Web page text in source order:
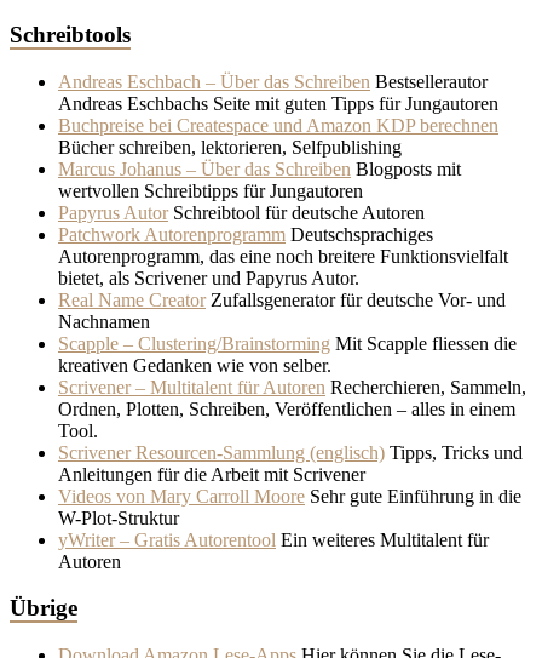
Schreibtools
Andreas Eschbach – Über das Schreiben Bestsellerautor
Andreas Eschbachs Seite mit guten Tipps für Jungautoren
Buchpreise bei Createspace und Amazon KDP berechnen
Bücher schreiben, lektorieren, Selfpublishing
Marcus Johanus – Über das Schreiben Blogposts mit
wertvollen Schreibtipps für Jungautoren
Papyrus AutorSchreibtool für deutsche Autoren
Patchwork Autorenprogramm Deutschsprachiges
Autorenprogramm, das eine noch breitere Funktionsvielfalt
bietet, als Scrivener und Papyrus Autor.
Real Name CreatorZufallsgenerator für deutsche Vor- und
Nachnamen
Scapple – Clustering/Brainstorming Mit Scapple fliessen die
kreativen Gedanken wie von selber.
Scrivener – Multitalent für Autoren Recherchieren, Sammeln,
Ordnen, Plotten, Schreiben, Veröffentlichen – alles in einem
Tool.
Scrivener Resourcen-Sammlung (englisch) Tipps, Tricks und
Anleitungen für die Arbeit mit Scrivener
Videos von Mary Carroll Moore Sehr gute Einführung in die
W-Plot-Struktur
yWriter – Gratis Autorentool Ein weiteres Multitalent für
Autoren
Übrige